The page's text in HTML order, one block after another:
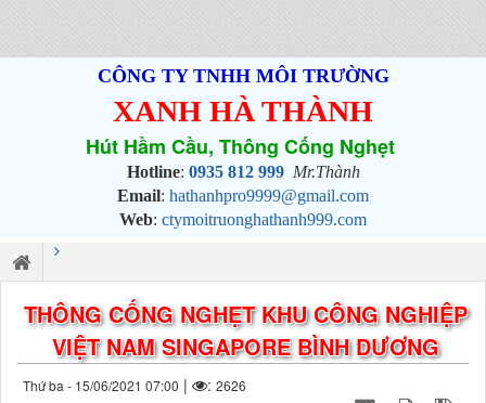
CÔNG TY TNHH MÔI TRƯỜNG
XANH HÀ THÀNH
Hút Hầm Cầu, Thông Cống Nghẹt
Hotline: 0935 812 999 Mr.Thành
Email: hathanhpro9999@gmail.com
Web: ctymoitruonghathanh999.com
THÔNG CỐNG NGHẸT KHU CÔNG NGHIỆP
VIỆT NAM SINGAPORE BÌNH DƯƠNG
Thứ ba - 15/06/2021 07:00 | : 2626